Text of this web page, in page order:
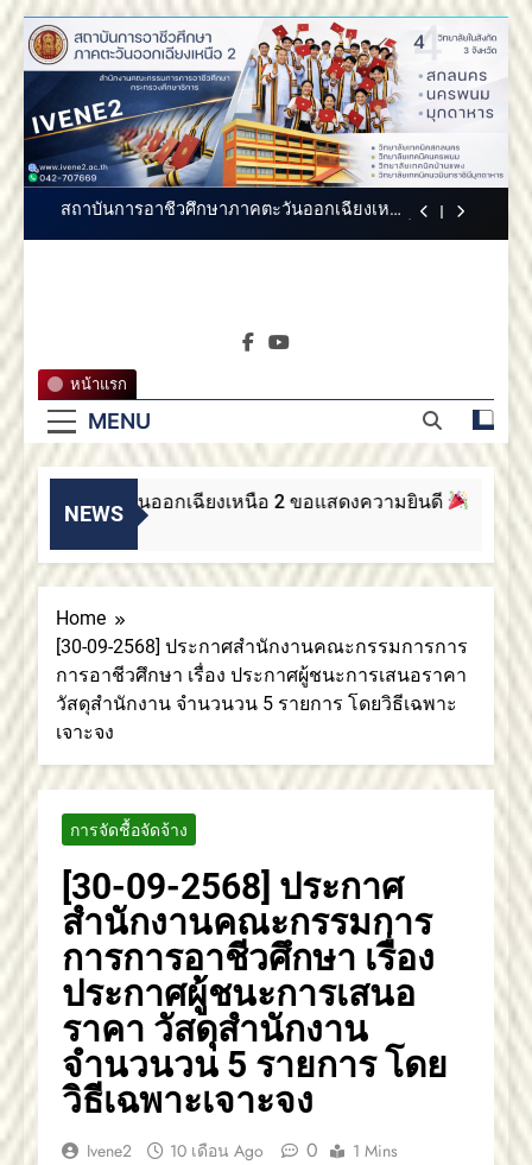
Skip
to
2 ขอแสดงความยินดี
สถาบันการอาชีวศึกษาภาคตะวันออกเฉียง
เหนือ 2 ขอแสดงความยินดี
สถาบันการอาชีวศึกษาภาคตะวันออกเฉียงเหนือ
2 ประกาศสรรหากรรมการสภาสถาบันผู้ทรง
คุณวุฒิ
ขอแสดงความยินดีกับบัณฑิตทุกท่าน สถาบันการ
อาชีวศึกษาภาคตะวันออกเฉียงเหนือ 2
สถาบันการอาชีวศึกษาภาคตะวันออกเฉียงเหนือ
2 ประกาศสรรหากรรมการสภาสถาบันผู้ทรง
ขอแสดงความยินดีกับบัณฑิตทุกท่าน สถาบันการ
สถาบันการอาชีวศึกษาภาคตะวันออกเฉียงเหนือ
2 ขอแสดงความยินดี
สถาบันการ
ภาคตะวัน
ออกเฉียง
เหนือ 2
สถาบันการอาชีวศึกษาภาค
MENU
หน้าแรก
NEWS
กษาภาคตะวันออกเฉียงเหนือ 2 ขอแสดงความยินดี
Home
[30-09-2568] ประกาศสำนักงานคณะกรรมการการ
การอาชีวศึกษา เรื่อง ประกาศผู้ชนะการเสนอราคา
วัสดุสำนักงาน จำนวนวน 5 รายการ โดยวิธีเฉพาะ
เจาะจง
การจัดชื้อจัดจ้าง
[30-09-2568] ประกาศ
สำนักงานคณะกรรมการ
การการอาชีวศึกษา เรื่อง
ประกาศผู้ชนะการเสนอ
ราคา วัสดุสำนักงาน
จำนวนวน 5 รายการ โดย
วิธีเฉพาะเจาะจง
Ivene2 10 เดือน Ago 0 1 Mins